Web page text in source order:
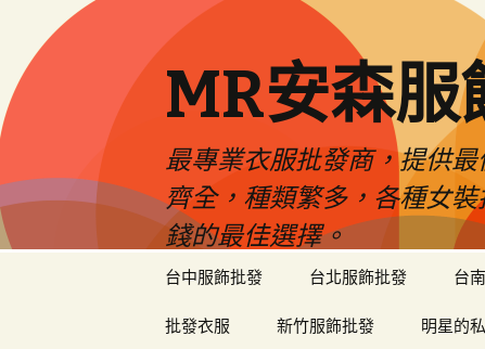
MR安森服
最專業衣服批發商，提供
齊全，種類繁多，各種女
錢的最佳選擇。
台中服飾批發 台北服飾批發 台
批發衣服 新竹服飾批發 明星的